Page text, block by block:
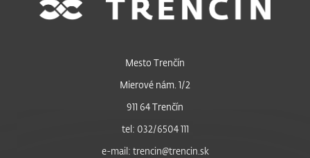
Mesto Trenčín
Mierové nám. 1/2
911 64 Trenčín
tel: 032/6504 111
e-mail: trencin@trencin.sk